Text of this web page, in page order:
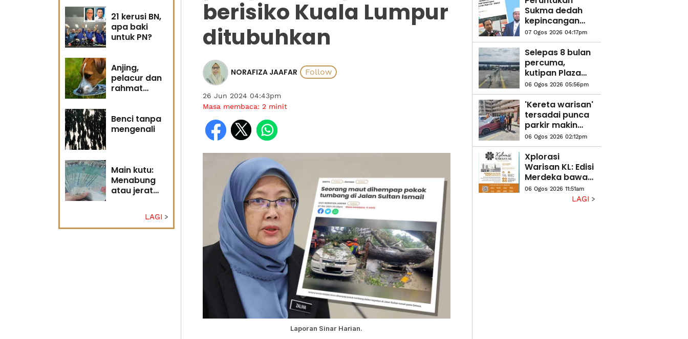
21 kerusi BN,
apa baki
untuk PN?
Anjing,
pelacur dan
rahmat
Benci tanpa
mengenali
Main kutu:
Menabung
atau jerat
LAGI
berisiko Kuala Lumpur
ditubuhkan
NORAFIZA JAAFAR
26 Jun 2024 04:43pm
Masa membaca: 2 minit
Laporan Sinar Harian.
Sukma dedah
kepincangan
pentadbiran
Kerajaan
Madani -
Pemuda Pas
Selangor
07 Ogos 2026 04:17pm
Selepas 8 bulan
percuma,
kutipan Plaza
Tol Eco
Grandeur mula
tengah malam
ini
06 Ogos 2026 05:56pm
'Kereta warisan'
tersadai punca
parkir makin
sempit
06 Ogos 2026 02:12pm
Xplorasi
Warisan KL: Edisi
Merdeka bawa
rakyat telusuri
06 Ogos 2026 11:51am
LAGI